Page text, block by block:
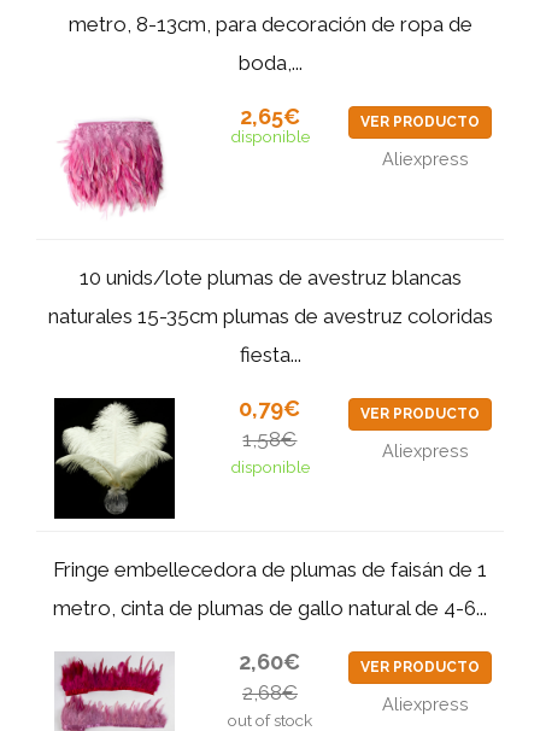
metro, 8-13cm, para decoración de ropa de
boda,...
2,65€
disponible
VER PRODUCTO
Aliexpress
10 unids/lote plumas de avestruz blancas
naturales 15-35cm plumas de avestruz coloridas
fiesta...
0,79€
1,58€
disponible
VER PRODUCTO
Aliexpress
Fringe embellecedora de plumas de faisán de 1
metro, cinta de plumas de gallo natural de 4-6...
2,60€
2,68€
out of stock
VER PRODUCTO
Aliexpress